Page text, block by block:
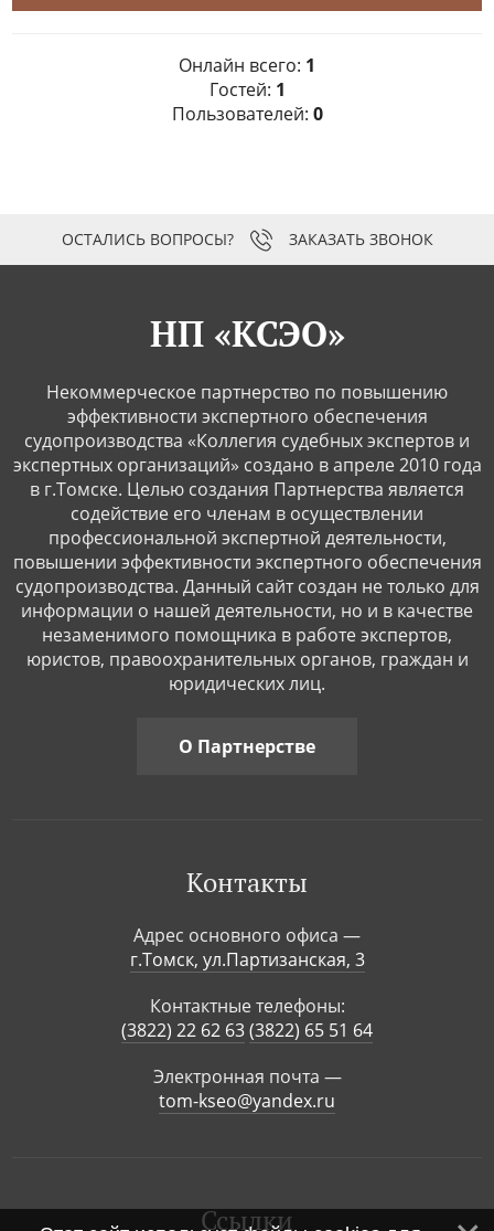
Онлайн всего: 1
Гостей: 1
Пользователей: 0
ЗАКАЗАТЬ ЗВОНОК
НП «КСЭО»
Некоммерческое партнерство по повышению
эффективности экспертного обеспечения
судопроизводства «Коллегия судебных экспертов и
экспертных организаций» создано в апреле 2010 года
в г.Томске. Целью создания Партнерства является
содействие его членам в осуществлении
профессиональной экспертной деятельности,
повышении эффективности экспертного обеспечения
судопроизводства. Данный сайт создан не только для
информации о нашей деятельности, но и в качестве
незаменимого помощника в работе экспертов,
юристов, правоохранительных органов, граждан и
юридических лиц.
О Партнерстве
Контакты
Адрес основного офиса —
г.Томск, ул.Партизанская, 3
Контактные телефоны:
(3822) 22 62 63(3822) 65 51 64
Электронная почта —
tom-kseo@yandex.ru
Ссылки